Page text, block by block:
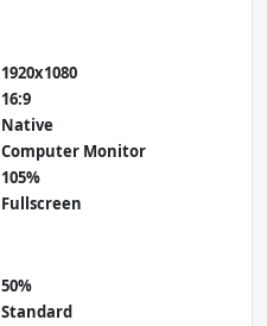
1920x1080
16:9
Native
Computer Monitor
105%
Fullscreen
50%
Standard